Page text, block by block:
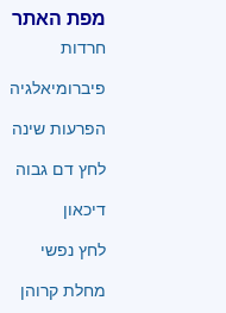
מפת האתר
חרדות
פיברומיאלגיה
הפרעות שינה
לחץ דם גבוה
דיכאון
לחץ נפשי
מחלת קרוהן